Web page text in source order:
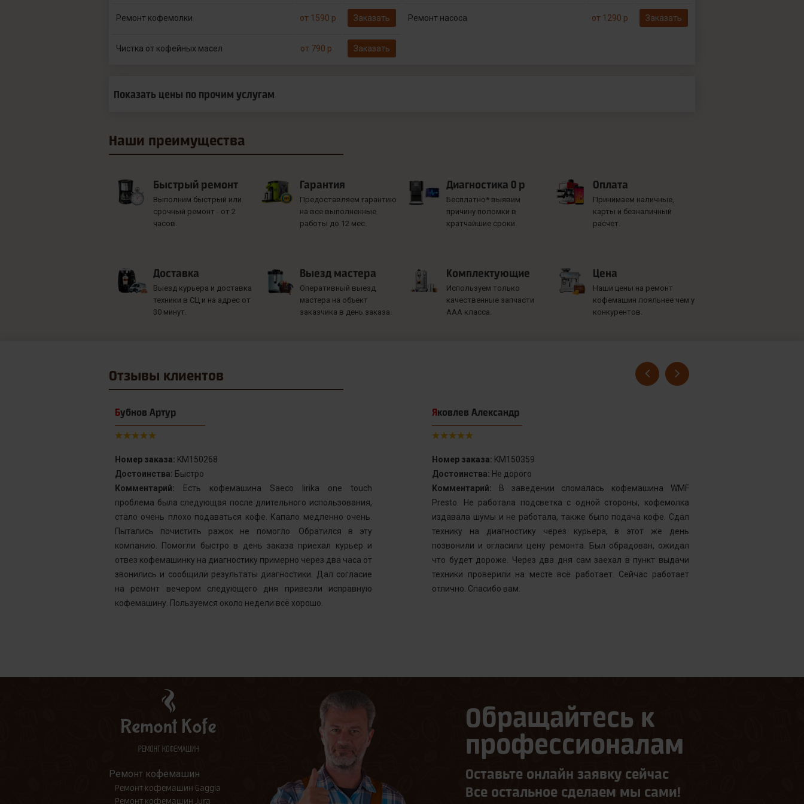
Ремонт кофемолки от 1590 р Заказать Ремонт насоса от 1290 р Заказать
Чистка от кофейных масел от 790 р Заказать
Показать цены по прочим услугам
Наши преимущества
Быстрый ремонт
Выполним быстрый или
срочный ремонт - от 2
часов.
Гарантия
Предоставляем гарантию
на все выполненные
работы до 12 мес.
Диагностика 0 р
Бесплатно* выявим
причину поломки в
кратчайшие сроки.
Оплата
Принимаем наличные,
карты и безналичный
расчет.
Доставка
Выезд курьера и доставка
техники в СЦ и на адрес от
30 минут.
Выезд мастера
Оперативный выезд
мастера на объект
заказчика в день заказа.
Комплектующие
Используем только
качественные запчасти
ААА класса.
Цена
Наши цены на ремонт
кофемашин лояльнее чем у
конкурентов.
Отзывы клиентов
Бубнов Артур
Номер заказа: KM150268
Достоинства: Быстро
Комментарий: Есть кофемашина Saeco lirika one touch
проблема была следующая после длительного использования,
стало очень плохо подаваться кофе. Капало медленно очень.
Пытались почистить ражок не помогло. Обратился в эту
компанию. Помогли быстро в день заказа приехал курьер и
отвез кофемашинку на диагностику примерно через два часа от
звонились и сообщили результаты диагностики. Дал согласие
на ремонт вечером следующего дня привезли исправную
кофемашину. Пользуемся около недели всё хорошо.
Яковлев Александр
Номер заказа: KM150359
Достоинства: Не дорого
Комментарий: В заведении сломалась кофемашина WMF
Presto. Не работала подсветка с одной стороны, кофемолка
издавала шумы и не работала, также было подача кофе. Сдал
технику на диагностику через курьера, в этот же день
позвонили и огласили цену ремонта. Был обрадован, ожидал
что будет дороже. Через два дня сам заехал в пункт выдачи
техники проверили на месте всё работает. Сейчас работает
отлично. Спасибо вам.
Обращайтесь к
профессионалам
Оставьте онлайн заявку сейчас
Все остальное сделаем мы сами!
Ремонт кофемашин
Ремонт кофемашин Gaggia
Ремонт кофемашин Jura